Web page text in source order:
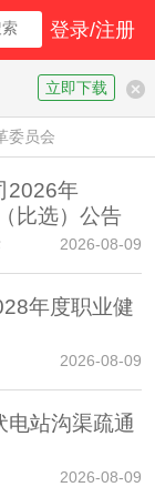
登录/注册
立即下载
委员会
2026年
比选）公告
2026-08-09
年度职业健
2026-08-09
电站沟渠疏通
2026-08-09